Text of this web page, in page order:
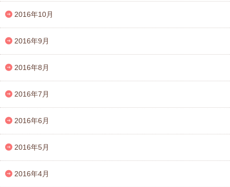
2016年10月
2016年9月
2016年8月
2016年7月
2016年6月
2016年5月
2016年4月